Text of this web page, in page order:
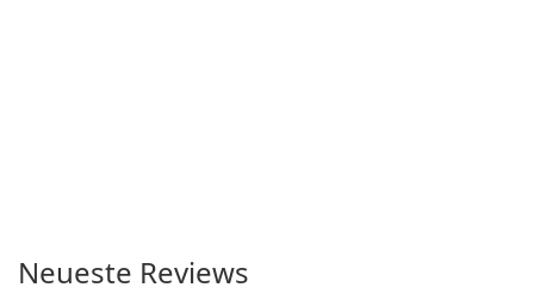
Neueste Reviews